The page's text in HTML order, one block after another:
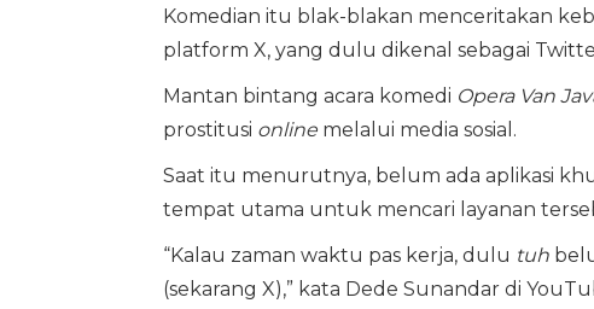
Komedian itu blak-blakan menceritakan
platform X, yang dulu dikenal sebagai
Mantan bintang acara komedi Opera Van
prostitusi onlinemelalui media sosial.
Saat itu menurutnya, belum ada aplikasi
tempat utama untuk mencari layanan
“Kalau zaman waktu pas kerja, dulu tuh
(sekarang X),” kata Dede Sunandar di